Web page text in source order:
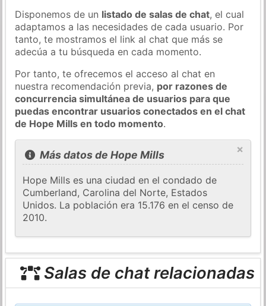
Disponemos de un listado de salas de chat, el cual
adaptamos a las necesidades de cada usuario. Por
tanto, te mostramos el link al chat que más se
adecúa a tu búsqueda en cada momento.
Por tanto, te ofrecemos el acceso al chat en
nuestra recomendación previa, por razones de
concurrencia simultánea de usuarios para que
puedas encontrar usuarios conectados en el chat
de Hope Mills en todo momento.
×
Más datos de Hope Mills
Hope Mills es una ciudad en el condado de
Cumberland, Carolina del Norte, Estados
Unidos. La población era 15.176 en el censo de
2010.
Salas de chat relacionadas